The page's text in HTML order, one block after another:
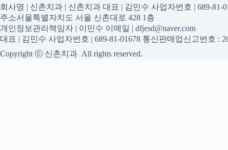
회사명 | 신촌치과 | 신촌치과 대표 | 김민수 사업자번호 | 689-81-
주소서울특별자치도 서울 신촌대로 428 1층
개인정보관리책임자 | 이민수 이메일 | dfjesd@naver.com
대표 | 김민수 사업자번호 | 689-81-01678 통신판매업신고번호 :
Copyright ⓒ 신촌치과 All rights reserved.